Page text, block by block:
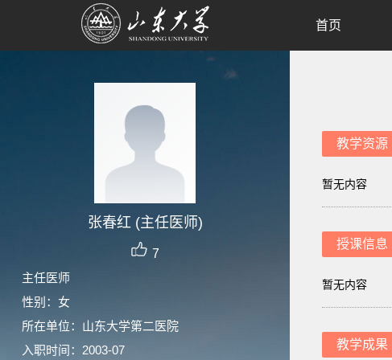
张春红 (主任医师)
7
主任医师
性别：女
所在单位：山东大学第二医院
入职时间：2003-07
首页
教学资源
暂无内容
授课信息
暂无内容
教学成果